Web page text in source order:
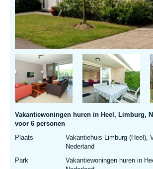
Vakantiewoningen huren in Heel, Limburg,
voor 6 personen
Plaats
Vakantiehuis Limburg (Heel),
Nederland
Park
Vakantiewoningen huren in